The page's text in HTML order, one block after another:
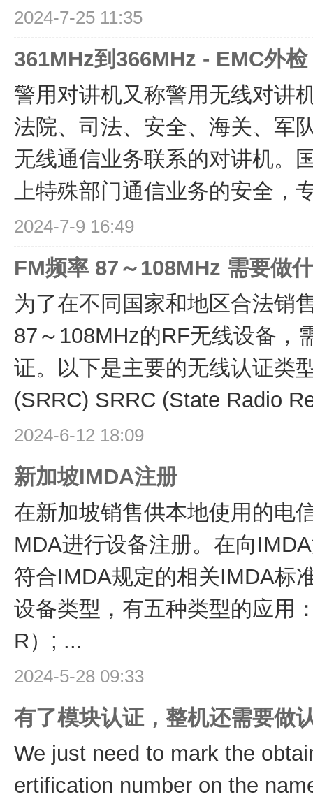
2024-7-25 11:35
361MHz到366MHz - EMC外
警用对讲机又称警用无线对讲
法院、司法、安全、海关、军
无线通信业务联系的对讲机。
上特殊部门通信业务的安全，
2024-7-9 16:49
FM频率 87～108MHz 需要做
为了在不同国家和地区合法销
87～108MHz的RF无线设备，
证。以下是主要的无线认证类
(SRRC) SRRC (State Radio
2024-6-12 18:09
新加坡IMDA注册
在新加坡销售供本地使用的电
MDA进行设备注册。在向
符合IMDA规定的相关IMDA标
设备类型，有五种类型的应用
R）; ...
2024-5-28 09:33
有了模块认证，整机还需要做
We just need to mark the
ertification number on the